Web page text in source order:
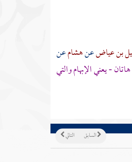
بن عياضعنهشامعن
- يعني الإبهام والتي
التالي السابق